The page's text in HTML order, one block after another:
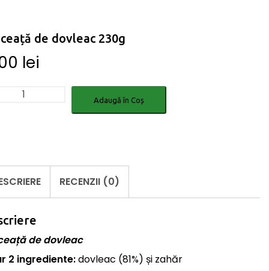
de dovleac 230g
lei
Adaugă în Coș
RECENZII (0)
de dovleac
2 ingrediente:dovleac (81%) și zahăr